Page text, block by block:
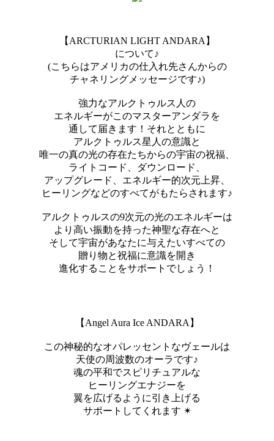
【ARCTURIAN LIGHT ANDARA】
について♪
(こちらはアメリカの仕入れ先さんからの
チャネリングメッセージです♪)
強力なアルクトゥルス人の​​
エネルギーがこのマスターアンダラを
通して届きます！それとともに
アルクトゥルス星人の​​意識と
唯一の真の光の存在たちからの宇宙の祝福、
ライトコード、ダウンロード、
アップグレード、エネルギー的次元上昇、
ヒーリングなどのすべてがもたらされます♪
アルクトゥルスの9次元の光のエネルギーは
より高い振動を持った神聖な存在へと
そして宇宙があなたに与えたいすべての
贈り物と祝福に意識を開き
進化することをサポートでしょう！
【Angel Aura Ice ANDARA】
この神秘的なオパレッセントなヴェールは
天使の周波数のオーラです♪
魂の平和でスピリチュアルな
ヒーリングエナジーを
翼を広げるように引き上げる
サポートしてくれます ✴︎